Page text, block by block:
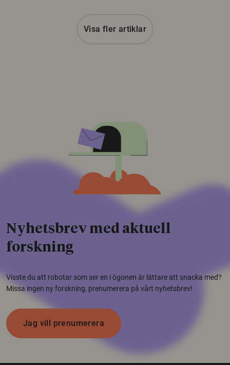
Visa fler artiklar
Nyhetsbrev med aktuell
forskning
Visste du att robotar som ser en i ögonen är lättare att snacka med?
Missa ingen ny forskning, prenumerera på vårt nyhetsbrev!
Jag vill prenumerera